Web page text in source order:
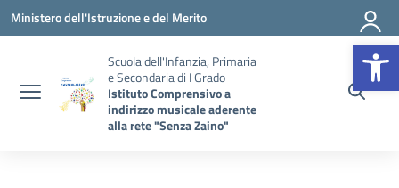
Vai ai contenuti
Vai al menu di navigazione
Vai al footer
Ministero dell'Istruzione e del Merito
Scuola dell'Infanzia, Primaria
e Secondaria di I Grado
Istituto Comprensivo a
indirizzo musicale aderente
alla rete "Senza Zaino"